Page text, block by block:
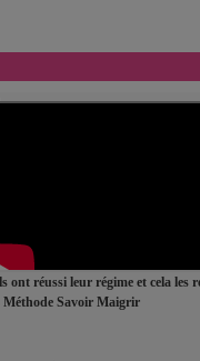
ont réussi leur régime et cela les
Méthode Savoir Maigrir